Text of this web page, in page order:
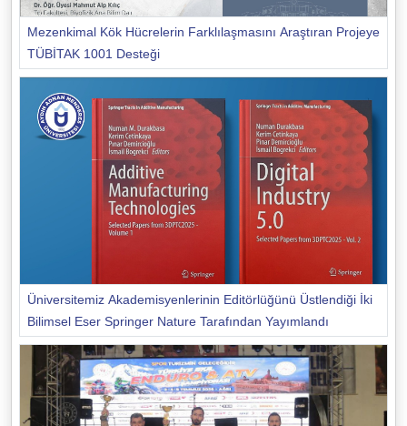
Mezenkimal Kök Hücrelerin Farklılaşmasını Araştıran Projeye
TÜBİTAK 1001 Desteği
Üniversitemiz Akademisyenlerinin Editörlüğünü Üstlendiği İki
Bilimsel Eser Springer Nature Tarafından Yayımlandı